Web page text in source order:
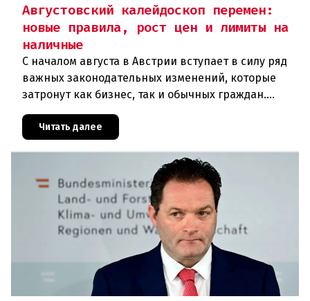
Августовский калейдоскоп перемен:
новые правила, рост цен и лимиты на
наличные
С началом августа в Австрии вступает в силу ряд
важных законодательных изменений, которые
затронут как бизнес, так и обычных граждан.
Ключевые нововведения сконцентрированы в
строительном секторе и сф
Читать далее